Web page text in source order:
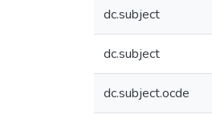
dc.subject
dc.subject
dc.subject.ocde